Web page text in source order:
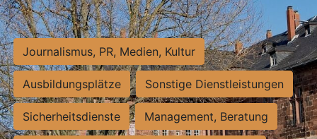
Journalismus, PR, Medien, Kultur
Ausbildungsplätze Sonstige Dienstleistungen
Sicherheitsdienste Management, Beratung